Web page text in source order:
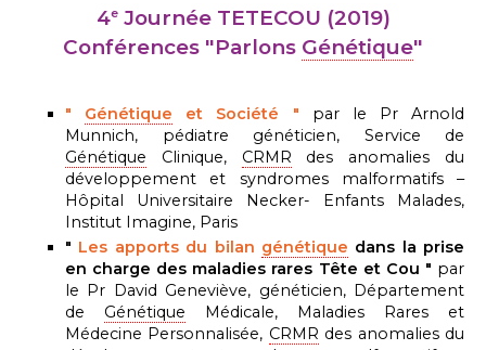
4eJournée TETECOU (2019)
Conférences "Parlons Génétique"
" Génétique et Société " par le Pr Arnold
Munnich, pédiatre généticien, Service de
Génétique Clinique, CRMR des anomalies du
développement et syndromes malformatifs –
Hôpital Universitaire Necker- Enfants Malades,
Institut Imagine, Paris
" Les apports du bilan génétique dans la prise
en charge des maladies rares Tête et Cou " par
le Pr David Geneviève, généticien, Département
de Génétique Médicale, Maladies Rares et
Médecine Personnalisée, CRMR des anomalies du